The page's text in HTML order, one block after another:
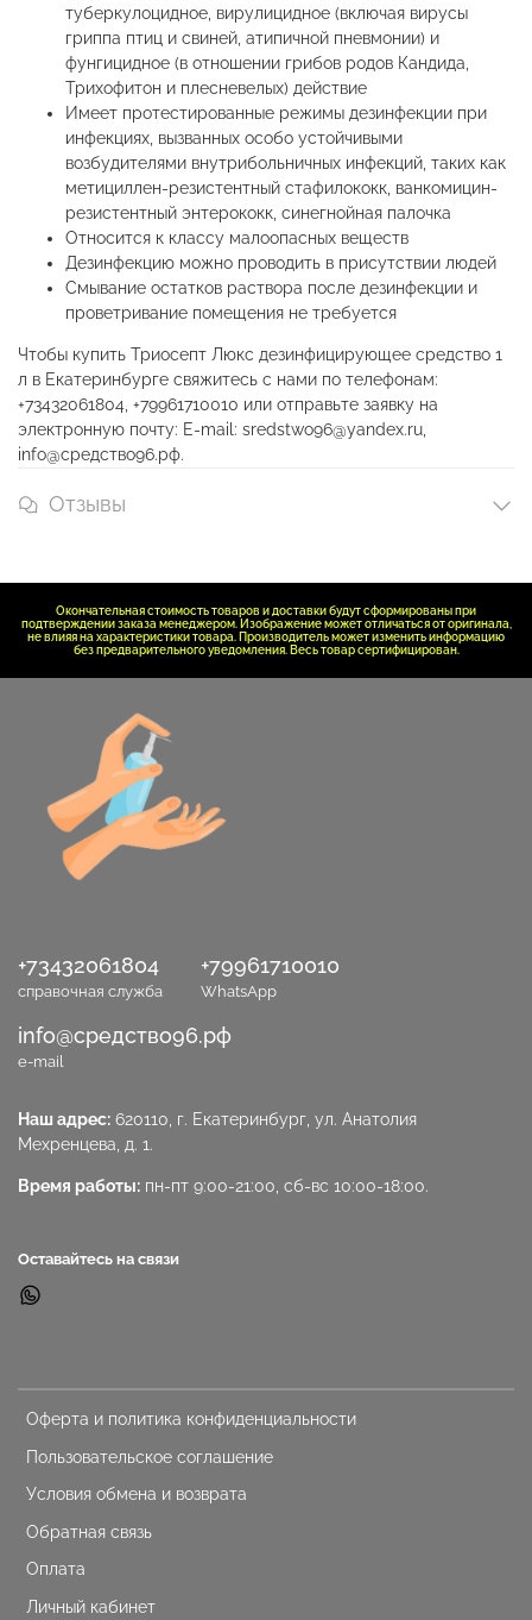
туберкулоцидное, вирулицидное (включая вирусы
гриппа птиц и свиней, атипичной пневмонии) и
фунгицидное (в отношении грибов родов Кандида,
Трихофитон и плесневелых) действие
Имеет протестированные режимы дезинфекции при
инфекциях, вызванных особо устойчивыми
возбудителями внутрибольничных инфекций, таких как
метициллен-резистентный стафилококк, ванкомицин-
резистентный энтерококк, синегнойная палочка
Относится к классу малоопасных веществ
Дезинфекцию можно проводить в присутствии людей
Смывание остатков раствора после дезинфекции и
проветривание помещения не требуется
Чтобы купить Триосепт Люкс дезинфицирующее средство 1
л в Екатеринбурге свяжитесь с нами по телефонам:
+73432061804, +79961710010 или отправьте заявку на
электронную почту: E-mail: sredstwo96@yandex.ru,
info@средство96.рф.
Отзывы
Окончательная стоимость товаров и доставки будут сформированы при
подтверждении заказа менеджером. Изображение может отличаться от оригинала,
не влияя на характеристики товара. Производитель может изменить информацию
без предварительного уведомления. Весь товар сертифицирован.
Оферта и политика конфиденциальности
Пользовательское соглашение
Условия обмена и возврата
Обратная связь
Оплата
Личный кабинет
+73432061804
справочная служба
+79961710010
WhatsApp
info@средство96.рф
e-mail
Наш адрес: 620110, г. Екатеринбург, ул. Анатолия
Мехренцева, д. 1.
Время работы: пн-пт 9:00-21:00, сб-вс 10:00-18:00.
Оставайтесь на связи